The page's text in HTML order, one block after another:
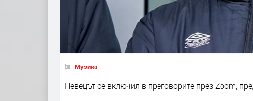
Музика
Певецът се включил в преговорите през Zoom,